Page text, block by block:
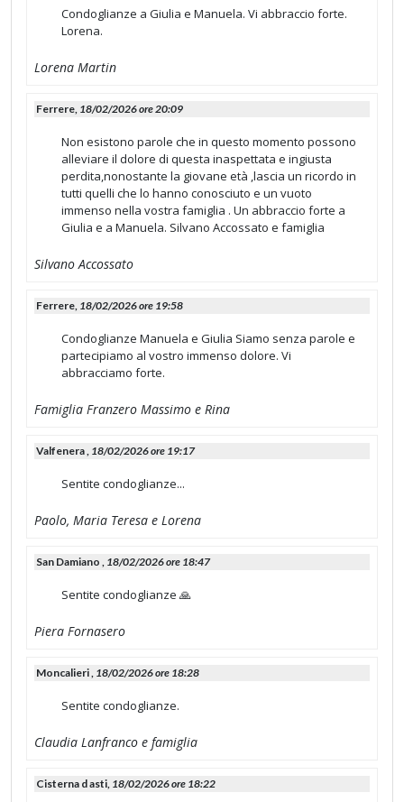
Condoglianze a Giulia e Manuela. Vi abbraccio forte.
Lorena.
Lorena Martin
Ferrere, 18/02/2026 ore 20:09
Non esistono parole che in questo momento possono
alleviare il dolore di questa inaspettata e ingiusta
perdita,nonostante la giovane età ,lascia un ricordo in
tutti quelli che lo hanno conosciuto e un vuoto
immenso nella vostra famiglia . Un abbraccio forte a
Giulia e a Manuela. Silvano Accossato e famiglia
Silvano Accossato
Ferrere, 18/02/2026 ore 19:58
Condoglianze Manuela e Giulia Siamo senza parole e
partecipiamo al vostro immenso dolore. Vi
abbracciamo forte.
Famiglia Franzero Massimo e Rina
Valfenera , 18/02/2026 ore 19:17
Sentite condoglianze...
Paolo, Maria Teresa e Lorena
San Damiano , 18/02/2026 ore 18:47
Sentite condoglianze 🙏
Piera Fornasero
Moncalieri , 18/02/2026 ore 18:28
Sentite condoglianze.
Claudia Lanfranco e famiglia
Cisterna d asti, 18/02/2026 ore 18:22